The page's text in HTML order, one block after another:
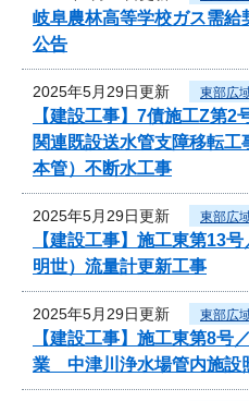
岐阜農林高等学校ガス需
公告
2025年5月29日更新 東部広
【建設工事】7債施工Z第
関連既設送水管支障移転
本管）不断水工事
2025年5月29日更新 東部広
【建設工事】施工東第13
明世）流量計更新工事
2025年5月29日更新 東部広
【建設工事】施工東第8号
業 中津川浄水場管内施設